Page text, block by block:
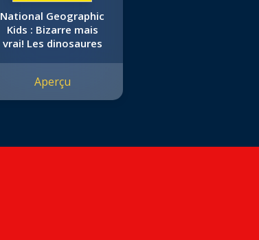
National Geographic
Kids : Bizarre mais
vrai! Les dinosaures
Aperçu